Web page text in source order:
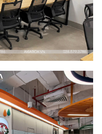
Digital Media and
Entertainment
Area
177 m2